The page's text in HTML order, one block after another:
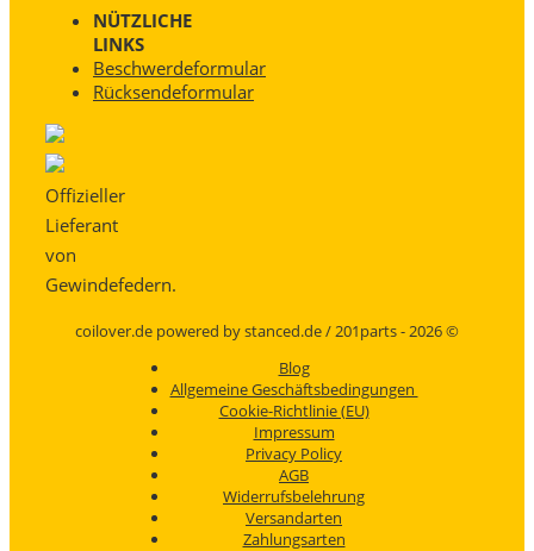
NÜTZLICHE
LINKS
Beschwerdeformular
Rücksendeformular
Offizieller
Lieferant
von
Gewindefedern.
coilover.de powered by stanced.de / 201parts - 2026 ©
Blog
Allgemeine Geschäftsbedingungen
Cookie-Richtlinie (EU)
Impressum
Privacy Policy
AGB
Widerrufsbelehrung
Versandarten
Zahlungsarten